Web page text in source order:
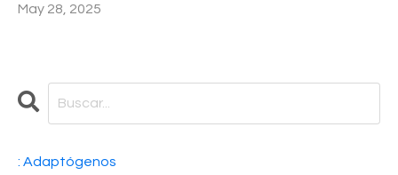
May 28, 2025
: Adaptógenos